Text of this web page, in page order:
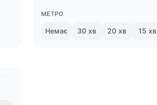
МЕТРО
Немає 30 хв 20 хв 15 хв